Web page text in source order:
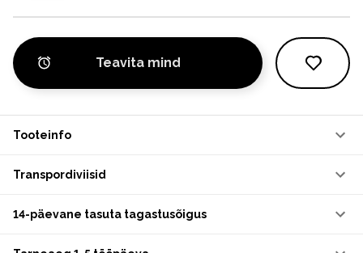
Teavita mind
Tooteinfo
Transpordiviisid
14-päevane tasuta tagastusõigus